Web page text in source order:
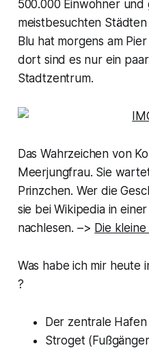
500.000 Einwohner
meistbesuchten
Blu hat morgens am
dort sind es nur ein
Stadtzentrum.
Das Wahrzeichen von
Meerjungfrau. Sie
Prinzchen. Wer die
sie bei Wikipedia in
nachlesen. –> Die
Was habe ich mir heute
?
Der zentrale Hafen
Stroget